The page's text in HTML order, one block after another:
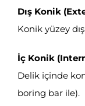
Dış Konik
Konik yüzey
İç Konik
Delik içinde
boring bar ile).